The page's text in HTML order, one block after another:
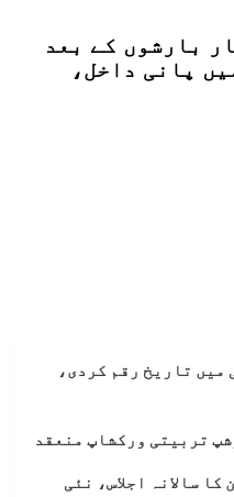
بارشوں کے بعد
پانی داخل،
میں تاریخ رقم کردی،
تربیتی ورکشاپ منعقد
سالانہ اجلاس، نئی